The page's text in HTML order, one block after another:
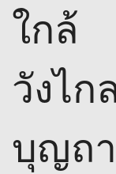
ใกล้
วังไก
บุญถ